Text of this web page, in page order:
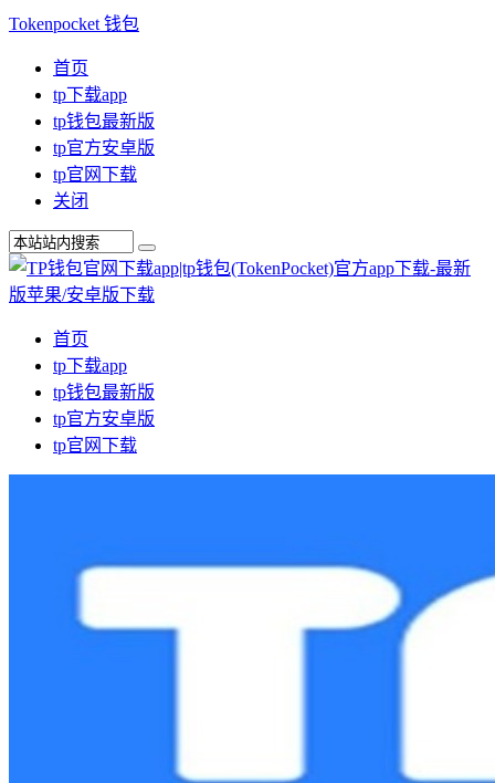
Tokenpocket 钱包
首页
tp下载app
tp钱包最新版
tp官方安卓版
tp官网下载
关闭
首页
tp下载app
tp钱包最新版
tp官方安卓版
tp官网下载